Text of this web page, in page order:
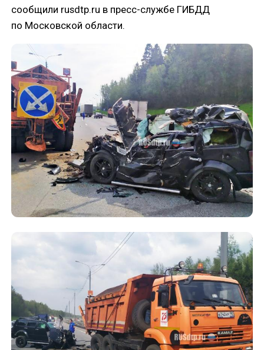
сообщили rusdtp.ru в пресс-службе ГИБДД
по Московской области.